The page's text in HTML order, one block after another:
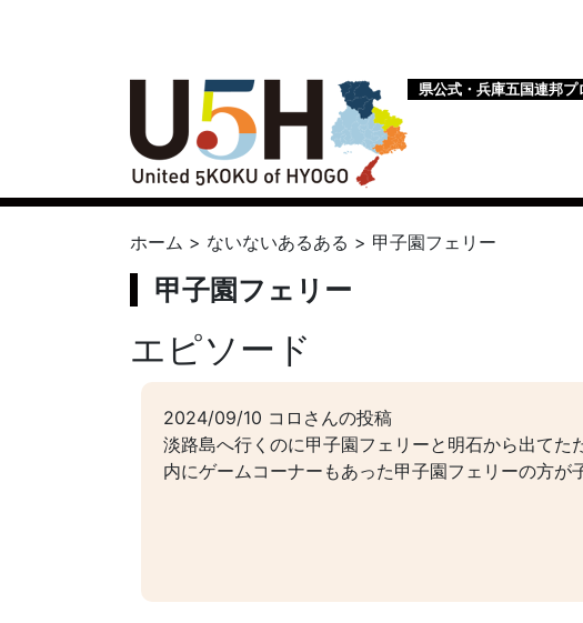
県公式・兵庫五国連邦プ
ホーム > ないないあるある > 甲子園フェリー
甲子園フェリー
エピソード
2024/09/10 コロさんの投稿
淡路島へ行くのに甲子園フェリーと明石から出て
内にゲームコーナーもあった甲子園フェリーの方が